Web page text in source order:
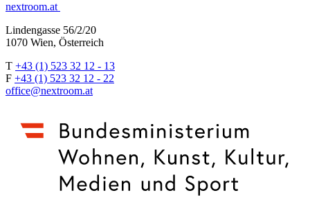
nextroom.at
Lindengasse 56/2/20
1070 Wien, Österreich
T +43 (1) 523 32 12 - 13
F +43 (1) 523 32 12 - 22
office@nextroom.at